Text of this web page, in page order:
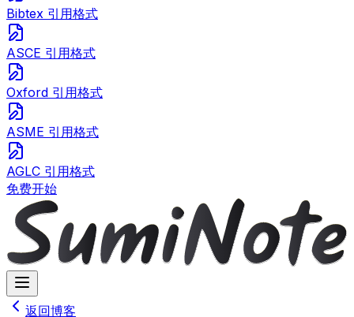
Bibtex 引用格式
ASCE 引用格式
Oxford 引用格式
ASME 引用格式
AGLC 引用格式
免费开始
返回博客